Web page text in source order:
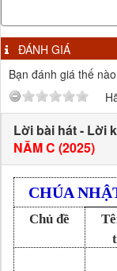
ĐÁNH GIÁ
Bạn đánh giá thế
Lời bài hát - Lời
NĂM C (2025)
CHÚA
Chủ đề